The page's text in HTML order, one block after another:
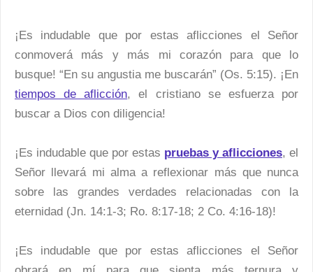
¡Es indudable que por estas aflicciones el Señor
conmoverá más y más mi corazón para que lo
busque! “En su angustia me buscarán” (Os. 5:15). ¡En
tiempos de aflicción, el cristiano se esfuerza por
buscar a Dios con diligencia!
¡Es indudable que por estas pruebas y aflicciones, el
Señor llevará mi alma a reflexionar más que nunca
sobre las grandes verdades relacionadas con la
eternidad (Jn. 14:1-3; Ro. 8:17-18; 2 Co. 4:16-18)!
¡Es indudable que por estas aflicciones el Señor